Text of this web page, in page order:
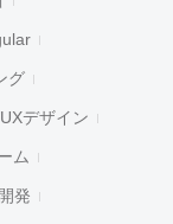
グ
デザイン
ム
発